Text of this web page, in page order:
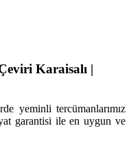
Karaisalı |
yeminli tercümanlarımız
garantisi ile en uygun ve